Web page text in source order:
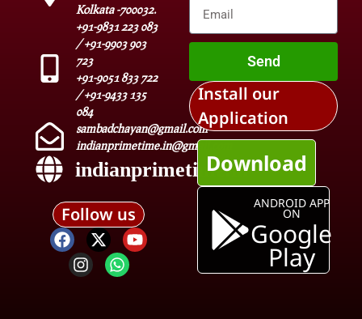
Kolkata -700032.
+91-9831 223 083
/ +91-9903 903
723
+91-9051 833 722
/ +91-9433 135
084
sambadchayan@gmail.com
indianprimetime.in@gmail.com
indianprimetime.in
Follow us
Send
Install our
Application
Download
ANDROID APP
ON
Google
Play